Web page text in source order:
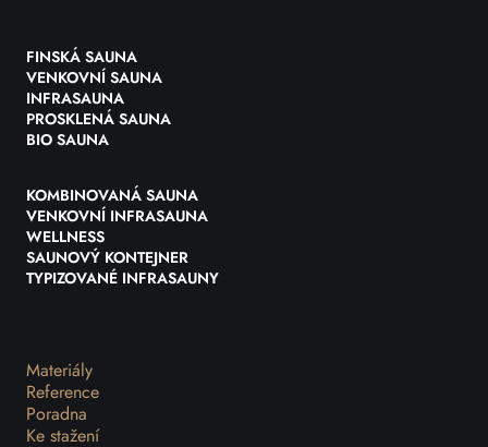
FINSKÁ SAUNA
VENKOVNÍ SAUNA
INFRASAUNA
PROSKLENÁ SAUNA
BIO SAUNA
KOMBINOVANÁ SAUNA
VENKOVNÍ INFRASAUNA
WELLNESS
SAUNOVÝ KONTEJNER
TYPIZOVANÉ INFRASAUNY
Materiály
Reference
Poradna
Ke stažení